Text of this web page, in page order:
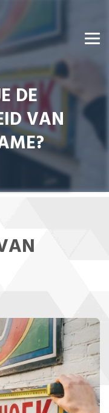
DE
VAN